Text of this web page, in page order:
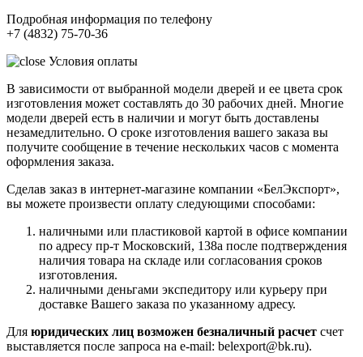
Подробная информация по телефону
+7 (4832) 75-70-36
Условия оплаты
В зависимости от выбранной модели дверей и ее цвета срок
изготовления может составлять до 30 рабочих дней. Многие
модели дверей есть в наличии и могут быть доставлены
незамедлительно. О сроке изготовления вашего заказа вы
получите сообщение в течение нескольких часов с момента
оформления заказа.
Сделав заказ в интернет-магазине компании «БелЭкспорт»,
вы можете произвести оплату следующими способами:
наличными или пластиковой картой в офисе компании
по адресу пр-т Московский, 138а после подтверждения
наличия товара на складе или согласования сроков
изготовления.
наличными деньгами экспедитору или курьеру при
доставке Вашего заказа по указанному адресу.
Для юридических лиц возможен безналичный расчет счет
выставляется после запроса на e-mail: belexport@bk.ru).